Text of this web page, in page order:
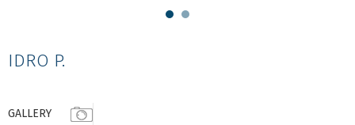
IDRO P.
GALLERY